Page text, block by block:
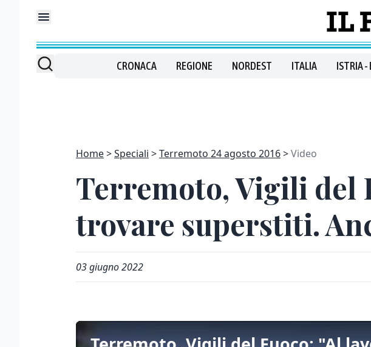
CRONACA REGIONE NORDEST ITALIA ISTRIA -
Home Speciali Terremoto 24 agosto 2016 Video
Terremoto, Vigili del
trovare superstiti.
03 giugno 2022